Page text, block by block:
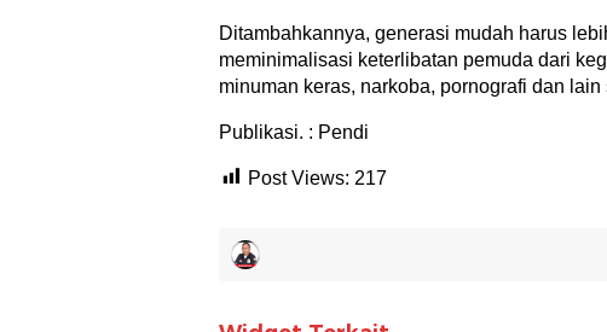
Ditambahkannya, generasi mudah harus
meminimalisasi keterlibatan pemuda dari
minuman keras, narkoba, pornografi dan lain
Publikasi. : Pendi
Post Views: 217